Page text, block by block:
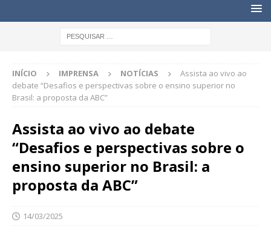
INÍCIO IMPRENSA NOTÍCIAS
Assista ao vivo ao
debate “Desafios e perspectivas sobre o ensino superior no
Brasil: a proposta da ABC”
Assista ao vivo ao debate
“Desafios e perspectivas sobre o
ensino superior no Brasil: a
proposta da ABC”
14/03/2025